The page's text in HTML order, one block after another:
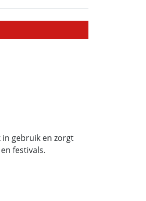
in gebruik en zorgt
festivals.